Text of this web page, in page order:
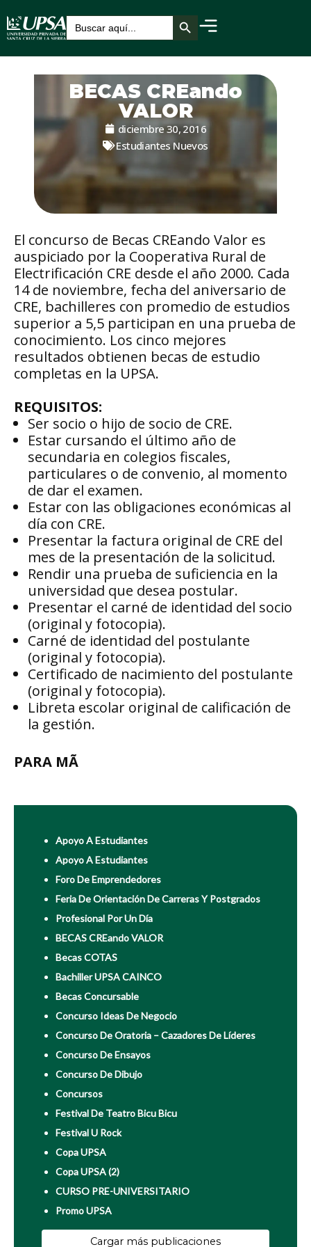
Buscar: Botón de búsqueda
BECAS CREando
VALOR
diciembre 30, 2016
Estudiantes Nuevos
El concurso de Becas CREando Valor es
auspiciado por la Cooperativa Rural de
Electrificación CRE desde el año 2000. Cada
14 de noviembre, fecha del aniversario de
CRE, bachilleres con promedio de estudios
superior a 5,5 participan en una prueba de
conocimiento. Los cinco mejores
resultados obtienen becas de estudio
completas en la UPSA.
REQUISITOS:
Ser socio o hijo de socio de CRE.
Estar cursando el último año de
secundaria en colegios fiscales,
particulares o de convenio, al momento
de dar el examen.
Estar con las obligaciones económicas al
día con CRE.
Presentar la factura original de CRE del
mes de la presentación de la solicitud.
Rendir una prueba de suficiencia en la
universidad que desea postular.
Presentar el carné de identidad del socio
(original y fotocopia).
Carné de identidad del postulante
(original y fotocopia).
Certificado de nacimiento del postulante
(original y fotocopia).
Libreta escolar original de calificación de
la gestión.
PARA MÃ
Apoyo A Estudiantes
Apoyo A Estudiantes
Foro De Emprendedores
Feria De Orientación De Carreras Y Postgrados
Profesional Por Un Día
BECAS CREando VALOR
Becas COTAS
Bachiller UPSA CAINCO
Becas Concursable
Concurso Ideas De Negocio
Concurso De Oratoria – Cazadores De Líderes
Concurso De Ensayos
Concurso De Dibujo
Concursos
Festival De Teatro Bicu Bicu
Festival U Rock
Copa UPSA
Copa UPSA (2)
CURSO PRE-UNIVERSITARIO
Promo UPSA
Cargar más publicaciones